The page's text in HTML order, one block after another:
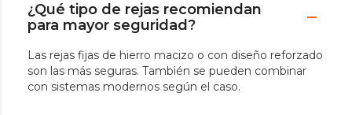
¿Qué tipo de rejas recomiendan
para mayor seguridad?
Las rejas fijas de hierro macizo o con diseño reforzado
son las más seguras. También se pueden combinar
con sistemas modernos según el caso.